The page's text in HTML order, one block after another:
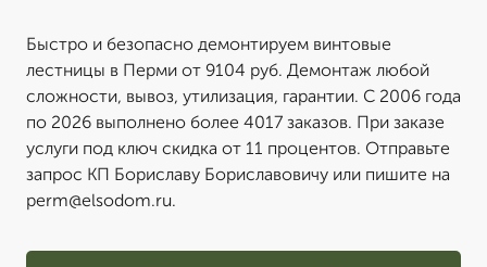
Быстро и безопасно демонтируем винтовые
лестницы в Перми от 9104 руб. Демонтаж любой
сложности, вывоз, утилизация, гарантии. С 2006 года
по 2026 выполнено более 4017 заказов. При заказе
услуги под ключ скидка от 11 процентов. Отправьте
запрос КП Бориславу Бориславовичу или пишите на
perm@elsodom.ru.